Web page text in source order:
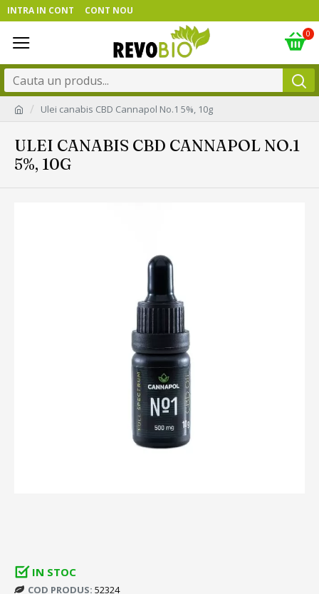
INTRA IN CONT CONT NOU
0
Ulei canabis CBD Cannapol No.1 5%, 10g
ULEI CANABIS CBD CANNAPOL NO.1
5%, 10G
IN STOC
COD PRODUS: 52324